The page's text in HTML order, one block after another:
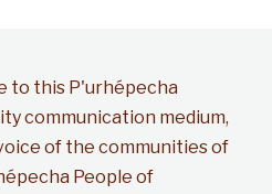
to this P'urhépecha
communication medium,
of the communities of
People of